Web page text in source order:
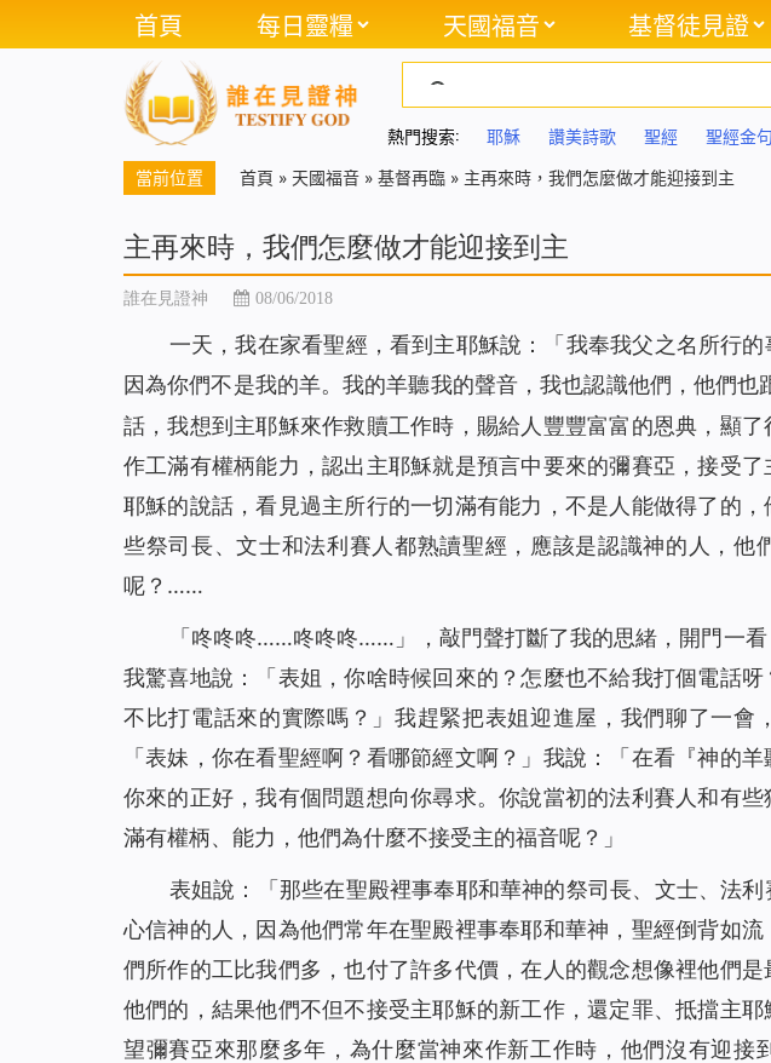
首頁 每日靈糧 天國福音 基督徒見證
熱門搜索: 耶穌 讚美詩歌 聖經 聖經金句
當前位置 首頁 » 天國福音 » 基督再臨 » 主再來時，我們怎麼做才能迎接到主
主再來時，我們怎麼做才能迎接到主
誰在見證神 08/06/2018
一天，我在家看聖經，看到主耶穌說：「 我奉我父之名所行的
因為你們不是我的羊。我的羊聽我的聲音，我也認識他們，他們也
話，我想到主耶穌來作救贖工作時，賜給人豐豐富富的恩典，顯
作工滿有權柄能力，認出主耶穌就是預言中要來的彌賽亞，接受
耶穌的說話，看見過主所行的一切滿有能力，不是人能做得了的
些祭司長、文士和法利賽人都熟讀聖經，應該是認識神的人，他
呢？……
「咚咚咚……咚咚咚……」，敲門聲打斷了我的思緒，開門一看
我驚喜地說：「表姐，你啥時候回來的？怎麼也不給我打個電話呀
不比打電話來的實際嗎？」我趕緊把表姐迎進屋，我們聊了一會
「表妹，你在看聖經啊？看哪節經文啊？」我說：「在看『神的
你來的正好，我有個問題想向你尋求。你說當初的法利賽人和有
滿有權柄、能力，他們為什麼不接受主的福音呢？」
表姐說：「那些在聖殿裡事奉耶和華神的祭司長、文士、法
心信神的人，因為他們常年在聖殿裡事奉耶和華神，聖經倒背如
們所作的工比我們多，也付了許多代價，在人的觀念想像裡他們
他們的，結果他們不但不接受主耶穌的新工作，還定罪、抵擋主
望彌賽亞來那麼多年，為什麼當神來作新工作時，他們沒有迎接